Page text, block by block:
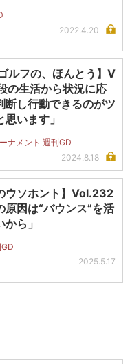
2022.4.20
ルフの、ほんとう】V
の生活から状況に応
断し行動できるのがツ
います」
ナメント 週刊GD
2024.8.18
ウソホント】Vol.232
原因は“バウンス”を活
ら」
2025.5.17